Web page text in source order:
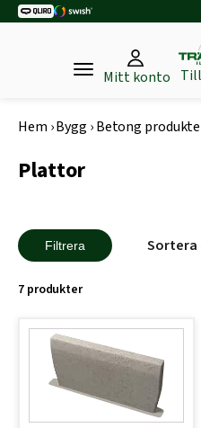
Mitt konto
Hem ›Bygg ›Betong
Plattor
Filtrera Sortera
7 produkter